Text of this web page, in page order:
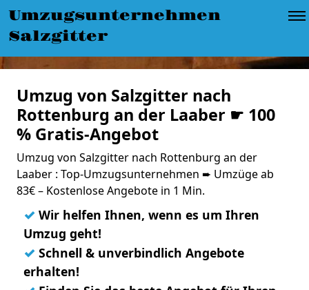
Umzugsunternehmen
Salzgitter
Umzug von Salzgitter nach
Rottenburg an der Laaber ☛ 100
% Gratis-Angebot
Umzug von Salzgitter nach Rottenburg an der
Laaber : Top-Umzugsunternehmen ➨ Umzüge ab
83€ – Kostenlose Angebote in 1 Min.
✓ Wir helfen Ihnen, wenn es um Ihren
Umzug geht!
✓ Schnell & unverbindlich Angebote
erhalten!